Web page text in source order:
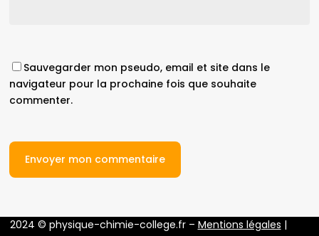
Sauvegarder mon pseudo, email et site dans le
navigateur pour la prochaine fois que souhaite
commenter.
2024 © physique-chimie-college.fr – Mentions légales |